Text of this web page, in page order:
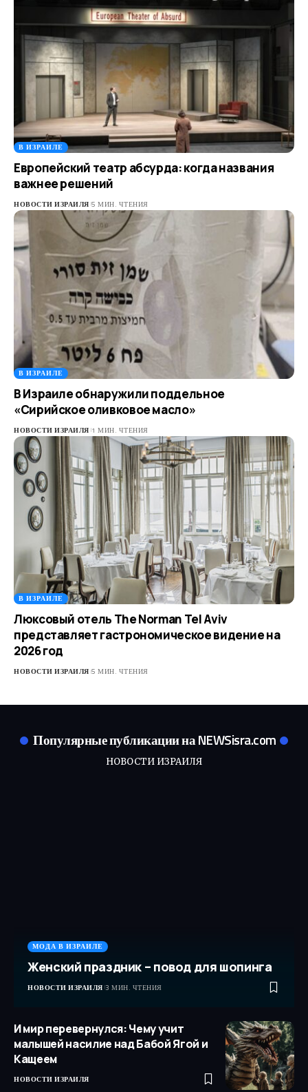
В ИЗРАИЛЕ
Европейский театр абсурда: когда названия
важнее решений
НОВОСТИ ИЗРАИЛЯ 5 МИН. ЧТЕНИЯ
В ИЗРАИЛЕ
В Израиле обнаружили поддельное
«Сирийское оливковое масло»
НОВОСТИ ИЗРАИЛЯ 1 МИН. ЧТЕНИЯ
В ИЗРАИЛЕ
Люксовый отель The Norman Tel Aviv
представляет гастрономическое видение на
2026 год
НОВОСТИ ИЗРАИЛЯ 5 МИН. ЧТЕНИЯ
Популярные публикации на NEWSisra.com
НОВОСТИ ИЗРАИЛЯ
МОДА В ИЗРАИЛЕ
Женский праздник – повод для шопинга
НОВОСТИ ИЗРАИЛЯ 3 МИН. ЧТЕНИЯ
И мир перевернулся: Чему учит
малышей насилие над Бабой Ягой и
Кащеем
НОВОСТИ ИЗРАИЛЯ